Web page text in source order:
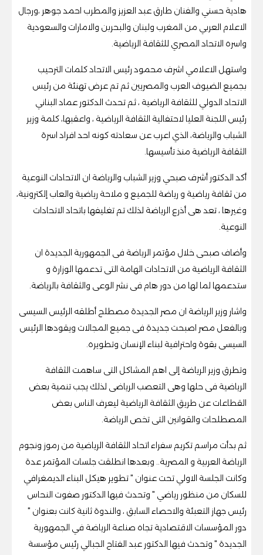
هادية حسني والفنان طارق عبد العزيز والمطرب احمد جوهر ،ورجال
الاعلام العربي من المغرب ولبنان والبحربن والامارات والسعودية
واسره الاتحاد المصري للثقافة الرياضية.
واستهل الاعلامي اشرف محمود رئيس الاتحاد كلمات الترحيب
بجميع الضيوف العرب والمصريين ثم تم عرض تهنئة من رئيس
الاتحاد الدولي للثقافة الرياضية ، ثم تحدث الدكتور عماد البناني
رئيس اللجنة العليا لاحتفالية الثقافة الرياضية ، واعقبها، كلمة وزير
الشباب والرياضة، الذي اعرب عن سعادته كونه احد افراد اسرة
الثقافة الرياضية منذ تأسيسها.
أكد الدكتور أشرف صبحي وزير الشباب والرياضة ان الاتحادات النوعية
من ثقافة رياضية و رياضة للجميع و ملاحة رياضية والعاب إلكترونية،
وغيرها ، تعد هى أذرع الرياضة لذلك تم تغليفها باتحاد الاتحادات
النوعية.
وأضاف صبحى خلال مؤتمر الرياضة فى الجمهورية الجديدة ان
الثقافة الرياضية من الاتحادات الهامة التى تدعمها الوزارة و
ستدعمها لما لها من دور هام فى نشر الوعى والثقافة بالرياضة.
واشار وزير الرياضة ان مصر الجديدة مصطلح أطلقه الرئيس السيسى
وبالفعل مصر اصبحت جديدة فى جميع المجالات ويقودها الرئيس
السيسى بقوة واحترافية لبناء الإنسان وتطويره.
وتطرق وزير الرياضة إلى اهم المشاكل التى ساهمت الثقافة
الرياضية فى حلها وهى التعصب الرياضى لذلك يجب تنمية بعض
القطاعات عن طريق الثقافة الرياضية ليعرف الناس بعض
المصطلحات والقوانين التى تخص الرياضة.
ثم بدأت مراسم تكريم سفراء اتحاد الثقافة الرياضية من رموز ونجوم
الرياضة العربية و المصرية.. وبعدها انطلقت جلسات المؤتمر عدة
وكانت الجلسة الاولي تحت عنوان " تطوير هيكل البناء الديمغرافي
للسكان من منظور رياضي " وتحدث فيها الدكتور صفوت النحاس
رئيس جهاز التعبئة والاحصاء السابق ، والندوة ثانية كانت بعنوان "
دور المؤسسات الاقتصادية تجاه صناعة الرياضة في الجمهورية
الجديدة " وتحدث فيها الدكتور عبد الفتاح الجبالي رئيس مؤسسة